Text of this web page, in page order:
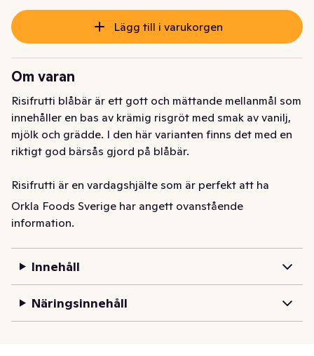
Lägg till i varukorgen
Om varan
Risifrutti blåbär är ett gott och mättande mellanmål som
innehåller en bas av krämig risgröt med smak av vanilj,
mjölk och grädde. I den här varianten finns det med en
riktigt god bärsås gjord på blåbär.
Risifrutti är en vardagshjälte som är perfekt att ha
hemma i kylskåpet eller att packa med i väskan som ett
snabbt mellanmål.
Historien om Risifrutti började 1993 och sedan dess är
det ett älskat mellanmål hos både stora och små.
Produkterna är kända för sin goda smak och naturliga
råvaror. Risgröten tillverkas i Örebro och de goda frukt-
och bärsåserna tillverkas i Kumla. För att läsa mer om
Orkla Foods Sverige har angett ovanstående
information.
Innehåll
Näringsinnehåll